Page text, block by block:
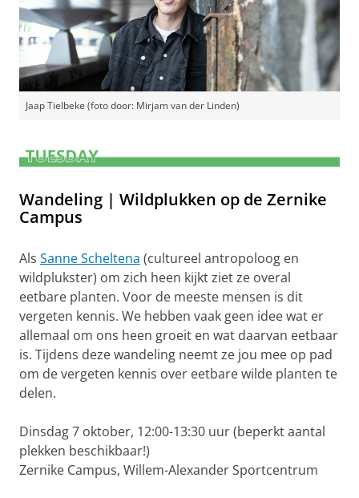
Jaap Tielbeke (foto door: Mirjam van der Linden)
Wandeling | Wildplukken op de Zernike
Campus
Als Sanne Scheltena (cultureel antropoloog en
wildplukster) om zich heen kijkt ziet ze overal
eetbare planten. Voor de meeste mensen is dit
vergeten kennis. We hebben vaak geen idee wat er
allemaal om ons heen groeit en wat daarvan eetbaar
is. Tijdens deze wandeling neemt ze jou mee op pad
om de vergeten kennis over eetbare wilde planten te
delen.
Dinsdag 7 oktober, 12:00-13:30 uur (beperkt aantal
plekken beschikbaar!)
Zernike Campus, Willem-Alexander Sportcentrum